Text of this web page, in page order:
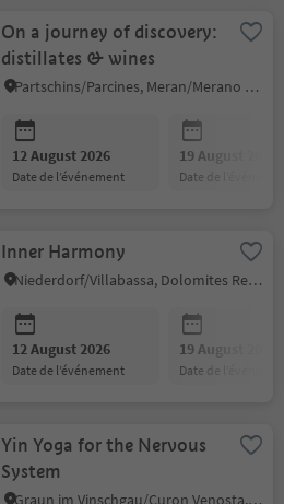
On a journey of discovery:
distillates & wines
Partschins/Parcines, Meran/Merano and environs
12 August 2026
date de l’événement
19 August 2026
date de
Inner Harmony
Niederdorf/Villabassa, Dolomites Region 3 Zinnen
12 August 2026
date de l’événement
19 August 2026
date de
Yin Yoga for the Nervous
System
Graun im Vinschgau/Curon Venosta, Vinschgau/Val Venosta